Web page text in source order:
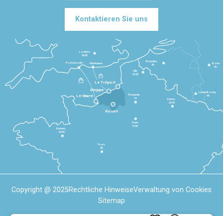
Kontaktieren Sie uns
Le Havre
Dieppe
Le Tréport
Rennes
2h30
Tours
3h
Paris
1h30
Beauvais
1h
Reims
2h45
Lille
2h30
Bruxelles
3h
Londres
3h30
Newhaven
Portsmouth
Bonn
5h
Luxembourg
4h
Rouen
Copyright @ 2025Rechtliche HinweiseVerwaltung von Cookies
Sitemap